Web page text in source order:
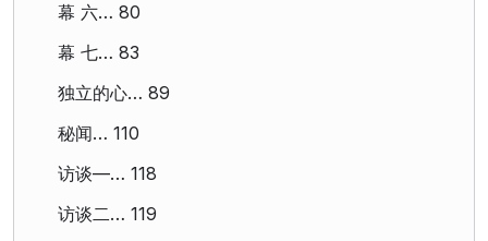
幕 六… 80
幕 七… 83
独立的心… 89
秘闻… 110
访谈—… 118
访谈二… 119